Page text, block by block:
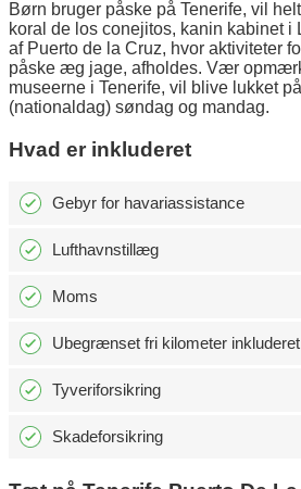
Børn bruger påske på Tenerife, vil
koral de los conejitos, kanin kabinet i
af Puerto de la Cruz, hvor aktiviteter
påske æg jage, afholdes. Vær
museerne i Tenerife, vil blive lukket
(nationaldag) søndag og mandag.
Hvad er inkluderet
Gebyr for havariassistance
Lufthavnstillæg
Moms
Ubegrænset fri kilometer inkluderet
Tyveriforsikring
Skadeforsikring